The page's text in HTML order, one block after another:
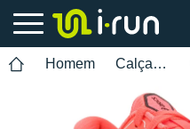
Homem Calçados